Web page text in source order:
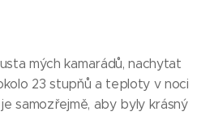
mých kamarádů, nachytat
23 stupňů a teploty v noci
samozřejmě, aby byly krásný